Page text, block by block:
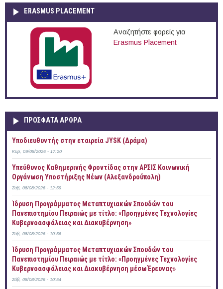
ERASMUS PLACEMENT
Αναζητήστε φορείς για
Erasmus Placement
ΠΡOΣΦΑΤΑ AΡΘΡΑ
Υποδιευθυντής στην εταιρεία JYSK (Δράμα)
Κυρ, 09/08/2026 - 17:20
Yπεύθυνος Καθημερινής Φροντίδας στην ΑΡΣΙΣ Κοινωνική
Οργάνωση Υποστήριξης Νέων (Αλεξανδρούπολη)
Σάβ, 08/08/2026 - 12:59
Ίδρυση Προγράμματος Μεταπτυχιακών Σπουδών του
Πανεπιστημίου Πειραιώς με τίτλο: «Προηγμένες Τεχνολογίες
Κυβερνοασφάλειας και Διακυβέρνηση»
Σάβ, 08/08/2026 - 10:56
Ίδρυση Προγράμματος Μεταπτυχιακών Σπουδών του
Πανεπιστημίου Πειραιώς με τίτλο: «Προηγμένες Τεχνολογίες
Κυβερνοασφάλειας και Διακυβέρνηση μέσω Έρευνας»
Σάβ, 08/08/2026 - 10:54